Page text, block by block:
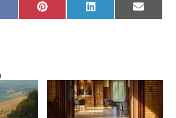
PinterestLinkedInEmail